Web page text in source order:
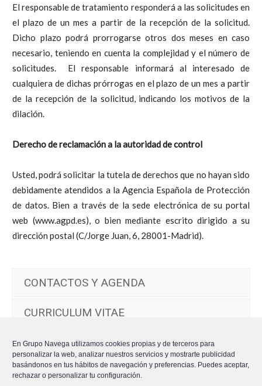
En Grupo Navega utilizamos cookies propias y de terceros para
personalizar la web, analizar nuestros servicios y mostrarte publicidad
basándonos en tus hábitos de navegación y preferencias. Puedes aceptar,
rechazar o personalizar tu configuración.
El responsable de tratamiento responderá a las solicitudes en
el plazo de un mes a partir de la recepción de la solicitud.
Dicho plazo podrá prorrogarse otros dos meses en caso
necesario, teniendo en cuenta la complejidad y el número de
solicitudes. El responsable informará al interesado de
cualquiera de dichas prórrogas en el plazo de un mes a partir
de la recepción de la solicitud, indicando los motivos de la
dilación.
Derecho de reclamación a la autoridad de control
Usted, podrá solicitar la tutela de derechos que no hayan sido
debidamente atendidos a la Agencia Española de Protección
de datos. Bien a través de la sede electrónica de su portal
web (www.agpd.es), o bien mediante escrito dirigido a su
dirección postal (C/Jorge Juan, 6, 28001-Madrid).
CONTACTOS Y AGENDA
CURRICULUM VITAE
DONACIONES
IMAGENES